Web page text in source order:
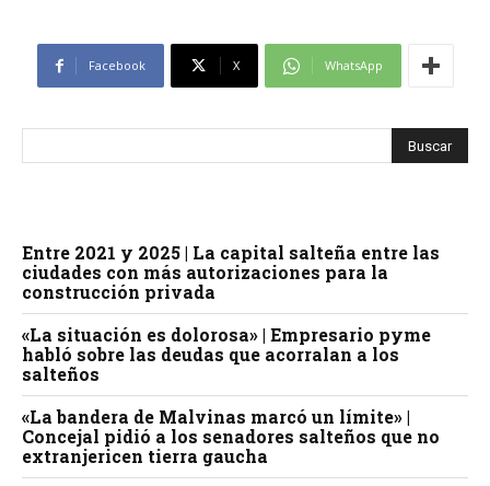
Facebook X WhatsApp
Entre 2021 y 2025 | La capital salteña entre las
ciudades con más autorizaciones para la
construcción privada
«La situación es dolorosa» | Empresario pyme
habló sobre las deudas que acorralan a los
salteños
«La bandera de Malvinas marcó un límite» |
Concejal pidió a los senadores salteños que no
extranjericen tierra gaucha